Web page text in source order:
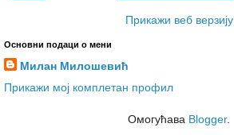
Прикажи веб верзију
Основни подаци о мени
Милан Милошевић
Прикажи мој комплетан профил
Омогућава Blogger.